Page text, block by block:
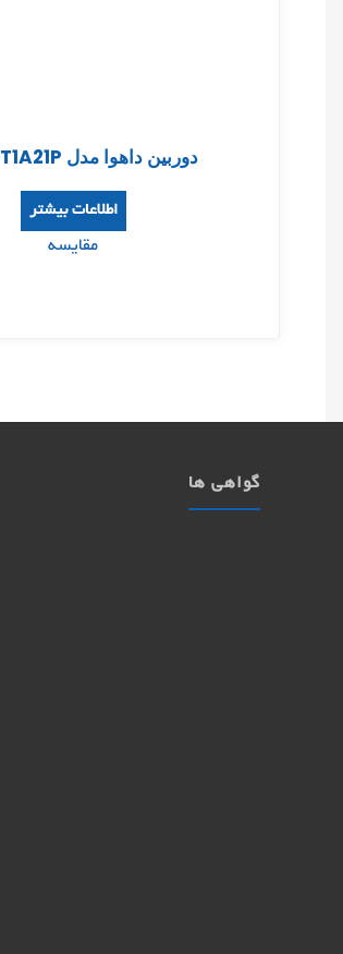
دوربین داهوا مدل HDW T1A21P
اطلاعات بیشتر
مقایسه
گواهی ها